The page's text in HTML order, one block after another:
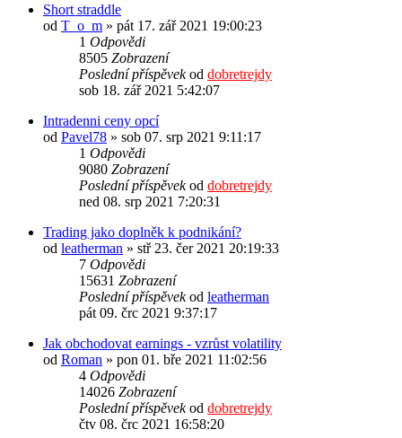
Short straddle
od T_o_m » pát 17. zář 2021 19:00:23
1 Odpovědi
8505 Zobrazení
Poslední příspěvekod dobretrejdy
sob 18. zář 2021 5:42:07
Intradenni ceny opcí
od Pavel78 » sob 07. srp 2021 9:11:17
1 Odpovědi
9080 Zobrazení
Poslední příspěvekod dobretrejdy
ned 08. srp 2021 7:20:31
Trading jako doplněk k podnikání?
od leatherman » stř 23. čer 2021 20:19:33
7 Odpovědi
15631 Zobrazení
Poslední příspěvekod leatherman
pát 09. črc 2021 9:37:17
Jak obchodovat earnings - vzrůst volatility
od Roman » pon 01. bře 2021 11:02:56
4 Odpovědi
14026 Zobrazení
Poslední příspěvekod dobretrejdy
čtv 08. črc 2021 16:58:20